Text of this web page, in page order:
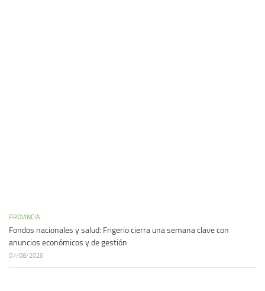
PROVINCIA
Fondos nacionales y salud: Frigerio cierra una semana clave con
anuncios económicos y de gestión
07/08/2026